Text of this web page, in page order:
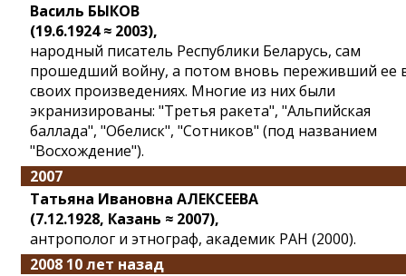
Василь БЫКОВ
(19.6.1924 ≈ 2003),
народный писатель Республики Беларусь, сам
прошедший войну, а потом вновь переживший ее
своих произведениях. Многие из них были
экранизированы: "Третья ракета", "Альпийская
баллада", "Обелиск", "Сотников" (под названием
"Восхождение").
2007
Татьяна Ивановна АЛЕКСЕЕВА
(7.12.1928, Казань ≈ 2007),
антрополог и этнограф, академик РАН (2000).
2008 10 лет назад